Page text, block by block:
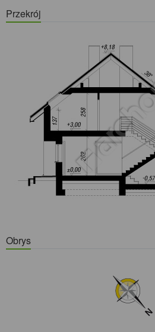
Przekrój
Obrys